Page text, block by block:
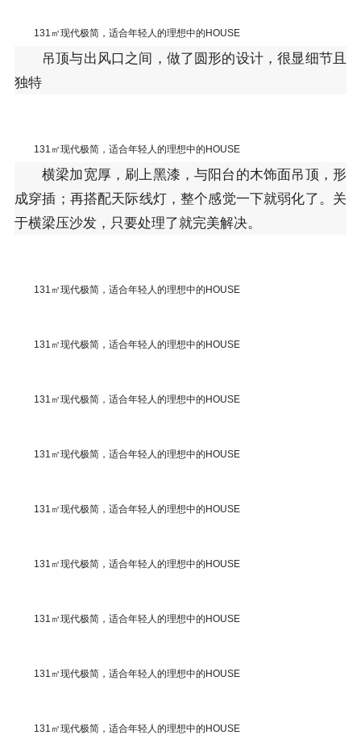
131㎡现代极简，适合年轻人的理想中的HOUSE
吊顶与出风口之间，做了圆形的设计，很显细节且
独特
131㎡现代极简，适合年轻人的理想中的HOUSE
横梁加宽厚，刷上黑漆，与阳台的木饰面吊顶，形
成穿插；再搭配天际线灯，整个感觉一下就弱化了。关
于横梁压沙发，只要处理了就完美解决。
131㎡现代极简，适合年轻人的理想中的HOUSE
131㎡现代极简，适合年轻人的理想中的HOUSE
131㎡现代极简，适合年轻人的理想中的HOUSE
131㎡现代极简，适合年轻人的理想中的HOUSE
131㎡现代极简，适合年轻人的理想中的HOUSE
131㎡现代极简，适合年轻人的理想中的HOUSE
131㎡现代极简，适合年轻人的理想中的HOUSE
131㎡现代极简，适合年轻人的理想中的HOUSE
131㎡现代极简，适合年轻人的理想中的HOUSE